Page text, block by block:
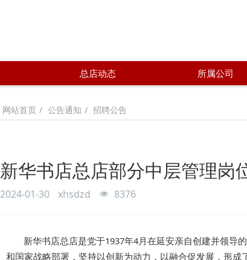
总店动态 所属公司
网站首页 公告通知 招聘公告
新华书店总店部分中层管理岗
2024-01-30 xhsdzd 8376
新华书店总店是党于1937年4月在延安亲自创建并领导
和国家战略部署，坚持以创新为动力，以融合促发展，形成